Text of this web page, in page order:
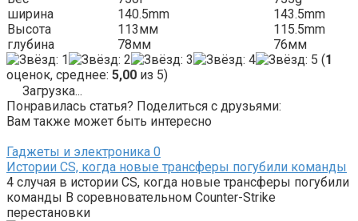
ширина
140.5mm
143.5mm
Высота
113мм
115.5mm
глубина
78мм
76мм
(1
оценок, среднее: 5,00 из 5)
Загрузка...
Понравилась статья? Поделиться с друзьями:
Вам также может быть интересно
Гаджеты и электроника 0
Истории CS, когда новые трансферы погубили команды
4 случая в истории CS, когда новые трансферы погубили
команды В соревновательном Counter-Strike
перестановки